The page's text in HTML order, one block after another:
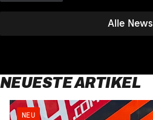
Alle News
NEUESTE ARTIKEL
NEU